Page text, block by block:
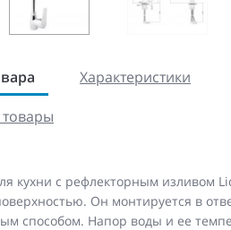
Характеристики
кухни с рефлекторным изливом
Он монтируется в
способом. Напор воды и ее